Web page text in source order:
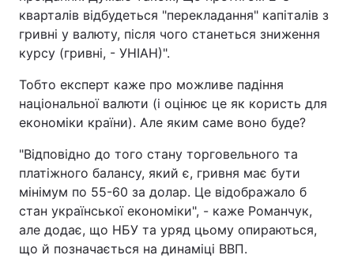
кварталів відбудеться "перекладання" капіталів з
гривні у валюту, після чого станеться зниження
курсу (гривні, - УНІАН)".
Тобто експерт каже про можливе падіння
національної валюти (і оцінює це як користь для
економіки країни). Але яким саме воно буде?
"Відповідно до того стану торговельного та
платіжного балансу, який є, гривня має бути
мінімум по 55-60 за долар. Це відображало б
стан української економіки", - каже Романчук,
але додає, що НБУ та уряд цьому опираються,
що й позначається на динаміці ВВП.